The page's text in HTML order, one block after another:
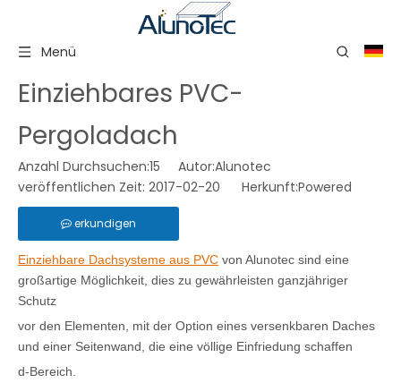
Menü
Einziehbares PVC-
Pergoladach
Anzahl Durchsuchen:15 Autor:Alunotec
veröffentlichen Zeit: 2017-02-20 Herkunft:Powered
erkundigen
Einziehbare Dachsysteme aus PVC von Alunotec sind eine
großartige Möglichkeit, dies zu gewährleisten ganzjähriger
Schutz
vor den Elementen, mit der Option eines versenkbaren Daches
und einer Seitenwand, die eine völlige Einfriedung schaffen
d-Bereich.